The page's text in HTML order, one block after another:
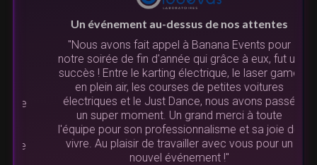
Un événement au-dessus de nos attentes
"Nous avons fait appel à Banana Events pour
notre soirée de fin d'année qui grâce à eux, fut un
succès ! Entre le karting électrique, le laser game
en plein air, les courses de petites voitures
électriques et le Just Dance, nous avons passé
un super moment. Un grand merci à toute
l'équipe pour son professionnalisme et sa joie de
vivre. Au plaisir de travailler avec vous pour un
nouvel événement !"